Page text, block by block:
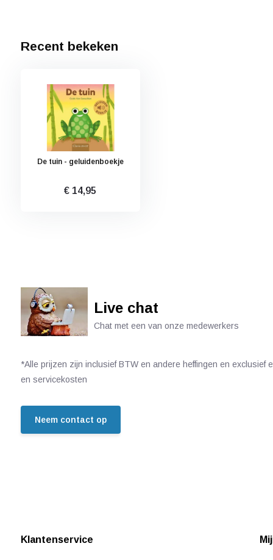
Recent bekeken
De tuin - geluidenboekje
€ 14,95
Live chat
Chat met een van onze medewerkers
*Alle prijzen zijn inclusief BTW en andere heffingen en exclusief
en servicekosten
Neem contact op
Klantenservice